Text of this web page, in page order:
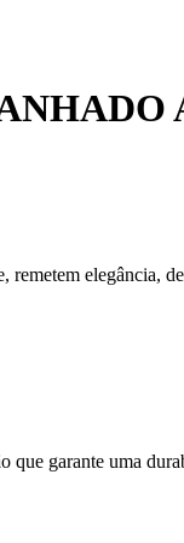
elegância,
garante uma